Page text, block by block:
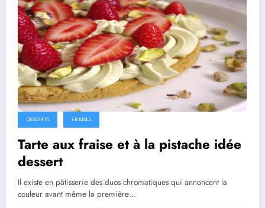
DESSERTS FRAISES
Tarte aux fraise et à la pistache idée
dessert
Il existe en pâtisserie des duos chromatiques qui annoncent la
couleur avant même la première…